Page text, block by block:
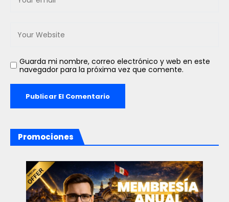
Guarda mi nombre, correo electrónico y web en este
navegador para la próxima vez que comente.
Promociones